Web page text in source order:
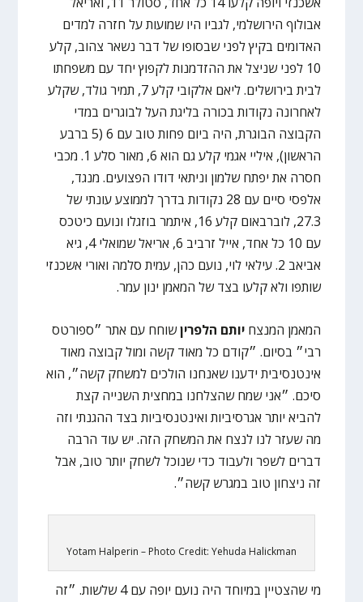
אבולוף הירושלמי, לגביו היו שמועות על חזרה למדים
האדומים בקיץ לפני שבסופו של דבר נשאר צהוב, קלע
10 לפני שניצל את ההזדמנות לקפוץ יחד עם משפחתו
לבית בירושלים. ליאם אלקובי קלע 7, תמיר גולד, שקלע
לאחרונה נקודות בכורה בליגת העל לבוגרים במדי
הקבוצה הבוגרת, היה ביום פחות טוב עם 6 (5 ברבע
הראשון), איליי אגמי קלע גם הוא 6, מאור סלע 1. מכבי
חסרה את יפתח שלמון וניתאי דודו הפצועים. מנגד,
אלפסי סיים עם 28 נקודות בדרך לממוצע עונתי של
27.3, לוברבאום קלע 16, איתמר בוזגלו ונועם כיטכס
עם 10 כל אחד, אייל זרביב 6, אריאל שמואלי 4, גיא
אביאב 2. עילאי לוי, נועם כהן, עמית סלמה ואורי אשכנזי
שותפו ולא קלעו בצד של המאמן ינון עמר.
המאמן המנצחיותם הלפריןשוחח עם אתר ״ספורטס
רבי״ בסיום. ״קודם כל מאוד קשה ומול קבוצה מאוד
אינטנסיבית ידענו שאנחנו הולכים למשחק קשה״, הוא
סיכם. ״אני שמח שהצלחנו במחצית השנייה קצת
להביא יותר אגרסיביות ואינטנסיביות בצד ההגנתי וזה
מה שעזר לנו לנצח את המשחק הזה. יש עוד הרבה
דברים לשפר ולעבוד כדי שנוכל לשחק יותר טוב, אבל
זה ניצחון טוב במגרש קשה״.
Yotam Halperin – Photo Credit: Yehuda Halickman
מי שהצטיין במיוחד היה נועם יופה עם 4 שלשות. ״זה